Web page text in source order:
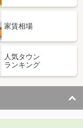
家賃相場
人気タウン
ランキング